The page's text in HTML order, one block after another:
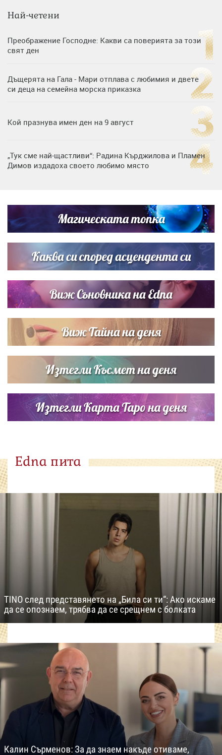
Най-четени
Преображение Господне: Какви са поверията за този
свят ден
Дъщерята на Гала - Мари отплава с любимия и двете
си деца на семейна морска приказка
Кой празнува имен ден на 9 август
„Тук сме най-щастливи“: Радина Кърджилова и Пламен
Димов издадоха своето любимо място
Братя Аргирови я изненадаха с песен
Магическата топка
Каква си според асцендента си
Виж Съновника на Edna
Виж Тайна на деня
Изтегли Късмет на деня
Изтегли Карта Таро на деня
Edna пита
TINO след представянето на „Била си ти“: Ако искаме
да се опознаем, трябва да се срещнем с болката
Калин Сърменов: За да знаем накъде отиваме,